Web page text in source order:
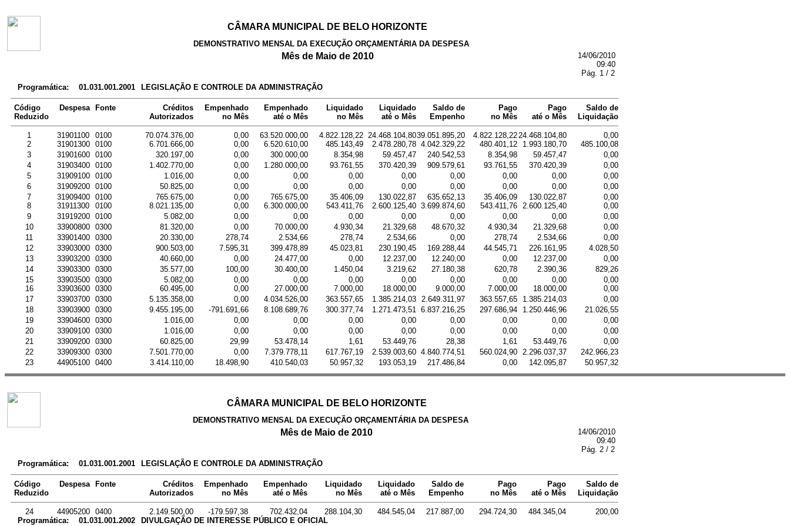
CÂMARA MUNICIPAL DE BELO HORIZONTE
DEMONSTRATIVO MENSAL DA EXECUÇÃO ORÇAMENTÁRIA DA DESPESA
Mês de Maio de 2010
14/06/2010
09:40
Pág. 1 / 2
Programática:
01.031.001.2001 LEGISLAÇÃO E CONTROLE DA ADMINISTRAÇÃO
Código
Reduzido
Despesa Fonte
Créditos
Autorizados
Empenhado
no Mês
Empenhado
até o Mês
Liquidado
no Mês
Liquidado
até o Mês
Saldo de
Empenho
Pago
no Mês
Pago
até o Mês
Saldo de
Liquidação
1 31901100 0100 70.074.376,00 0,00 63.520.000,00 4.822.128,22 24.468.104,8039.051.895,20 4.822.128,2224.468.104,80
0,00
2
31901300 0100 6.701.666,00 0,00 6.520.610,00 485.143,49 2.478.280,78 4.042.329,22 480.401,12 1.993.180,70
485.100,08
3
31901600 0100 320.197,00 0,00 300.000,00 8.354,98 59.457,47 240.542,53 8.354,98 59.457,47
0,00
4
31903400 0100 1.402.770,00 0,00 1.280.000,00 93.761,55 370.420,39 909.579,61 93.761,55 370.420,39
0,00
5
31909100 0100 1.016,00 0,00 0,00 0,00 0,00 0,00 0,00 0,00
0,00
6
31909200 0100 50.825,00 0,00 0,00 0,00 0,00 0,00 0,00 0,00
0,00
7
31909400 0100 765.675,00 0,00 765.675,00 35.406,09 130.022,87 635.652,13 35.406,09 130.022,87
0,00
8
31911300 0100 8.021.135,00 0,00 6.300.000,00 543.411,76 2.600.125,40 3.699.874,60 543.411,76 2.600.125,40
0,00
9
31919200 0100 5.082,00 0,00 0,00 0,00 0,00 0,00 0,00 0,00
0,00
10
33900800 0300 81.320,00 0,00 70.000,00 4.930,34 21.329,68 48.670,32 4.930,34 21.329,68
0,00
11
33901400 0300 20.330,00 278,74 2.534,66 278,74 2.534,66 0,00 278,74 2.534,66
0,00
12
33903000 0300 900.503,00 7.595,31 399.478,89 45.023,81 230.190,45 169.288,44 44.545,71 226.161,95
4.028,50
13
33903200 0300 40.660,00 0,00 24.477,00 0,00 12.237,00 12.240,00 0,00 12.237,00
0,00
14
33903300 0300 35.577,00 100,00 30.400,00 1.450,04 3.219,62 27.180,38 620,78 2.390,36
829,26
15
33903500 0300 5.082,00 0,00 0,00 0,00 0,00 0,00 0,00 0,00
0,00
16
33903600 0300 60.495,00 0,00 27.000,00 7.000,00 18.000,00 9.000,00 7.000,00 18.000,00
0,00
17
33903700 0300 5.135.358,00 0,00 4.034.526,00 363.557,65 1.385.214,03 2.649.311,97 363.557,65 1.385.214,03
0,00
18
33903900 0300 9.455.195,00 -791.691,66 8.108.689,76 300.377,74 1.271.473,51 6.837.216,25 297.686,94 1.250.446,96
21.026,55
19
33904600 0300 1.016,00 0,00 0,00 0,00 0,00 0,00 0,00 0,00
0,00
20
33909100 0300 1.016,00 0,00 0,00 0,00 0,00 0,00 0,00 0,00
0,00
21
33909200 0300 60.825,00 29,99 53.478,14 1,61 53.449,76 28,38 1,61 53.449,76
0,00
22
33909300 0300 7.501.770,00 0,00 7.379.778,11 617.767,19 2.539.003,60 4.840.774,51 560.024,90 2.296.037,37
242.966,23
23
44905100 0400 3.414.110,00 18.498,90 410.540,03 50.957,32 193.053,19 217.486,84 0,00 142.095,87 50.957,32
CÂMARA MUNICIPAL DE BELO HORIZONTE
DEMONSTRATIVO MENSAL DA EXECUÇÃO ORÇAMENTÁRIA DA DESPESA
Mês de Maio de 2010
14/06/2010
09:40
Pág. 2 / 2
Programática:
01.031.001.2001 LEGISLAÇÃO E CONTROLE DA ADMINISTRAÇÃO
Código
Reduzido
Despesa Fonte
Créditos
Autorizados
Empenhado
no Mês
Empenhado
até o Mês
Liquidado
no Mês
Liquidado
até o Mês
Saldo de
Empenho
Pago
no Mês
Pago
até o Mês
Saldo de
Liquidação
24 44905200 0400 2.149.500,00 -179.597,38 702.432,04 288.104,30 484.545,04 217.887,00 294.724,30 484.345,04
200,00
Programática:
01.031.001.2002 DIVULGAÇÃO DE INTERESSE PÚBLICO E OFICIAL